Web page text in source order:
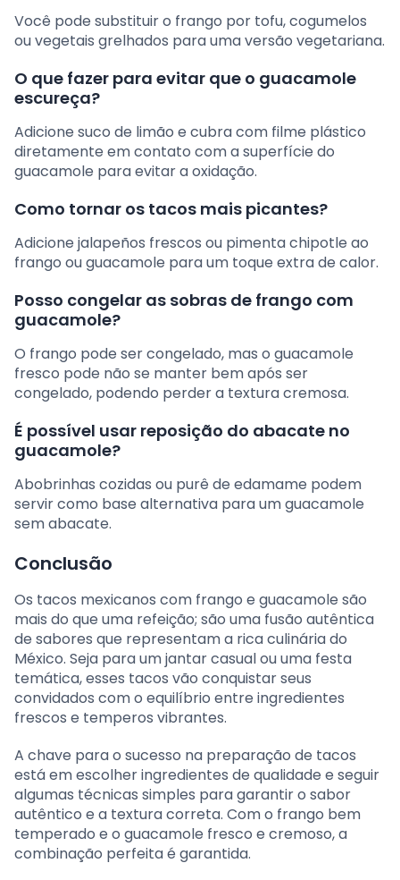
Você pode substituir o frango por tofu, cogumelos
ou vegetais grelhados para uma versão vegetariana.
O que fazer para evitar que o guacamole
escureça?
Adicione suco de limão e cubra com filme plástico
diretamente em contato com a superfície do
guacamole para evitar a oxidação.
Como tornar os tacos mais picantes?
Adicione jalapeños frescos ou pimenta chipotle ao
frango ou guacamole para um toque extra de calor.
Posso congelar as sobras de frango com
guacamole?
O frango pode ser congelado, mas o guacamole
fresco pode não se manter bem após ser
congelado, podendo perder a textura cremosa.
É possível usar reposição do abacate no
guacamole?
Abobrinhas cozidas ou purê de edamame podem
servir como base alternativa para um guacamole
sem abacate.
Conclusão
Os tacos mexicanos com frango e guacamole são
mais do que uma refeição; são uma fusão autêntica
de sabores que representam a rica culinária do
México. Seja para um jantar casual ou uma festa
temática, esses tacos vão conquistar seus
convidados com o equilíbrio entre ingredientes
frescos e temperos vibrantes.
A chave para o sucesso na preparação de tacos
está em escolher ingredientes de qualidade e seguir
algumas técnicas simples para garantir o sabor
autêntico e a textura correta. Com o frango bem
temperado e o guacamole fresco e cremoso, a
combinação perfeita é garantida.